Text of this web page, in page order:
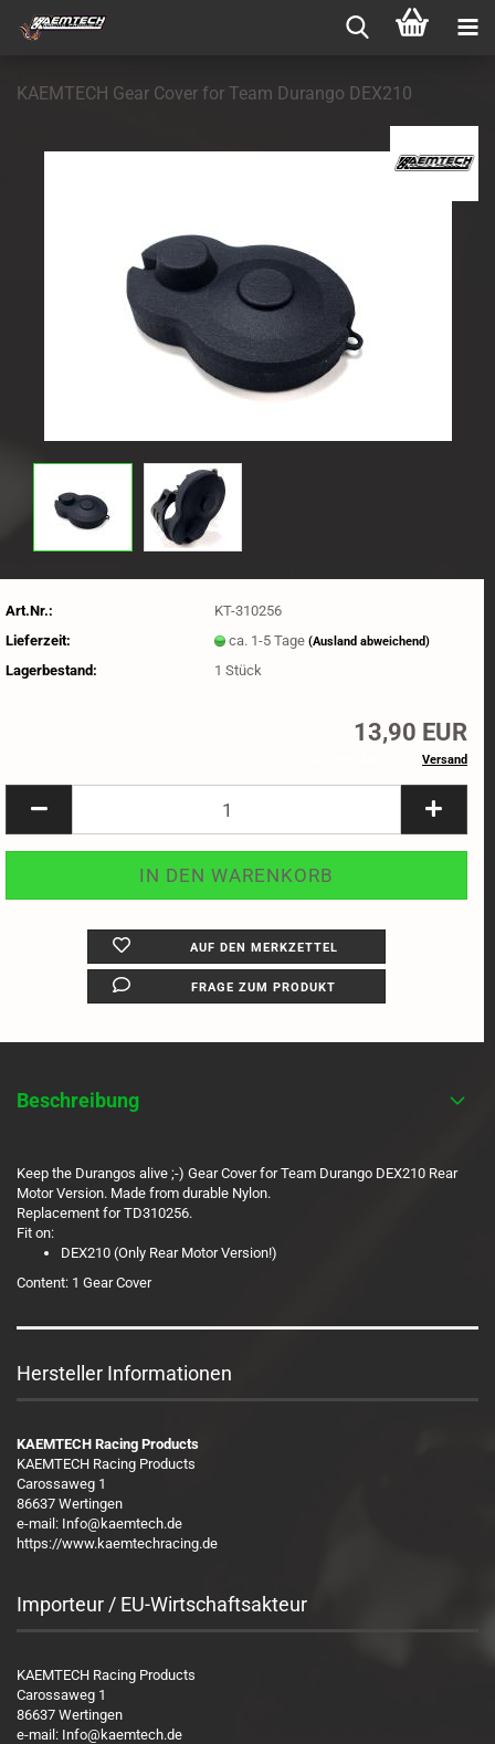
KAEMTECH Gear Cover for Team Durango DEX210
Art.Nr.:
KT-310256
Lieferzeit:
ca. 1-5 Tage(Ausland abweichend)
Lagerbestand: 1Stück
13,90 EUR
Versand
AUF DEN MERKZETTEL
FRAGE ZUM PRODUKT
Beschreibung
Keep the Durangos alive ;-) Gear Cover for Team Durango DEX210 Rear
Motor Version. Made from durable Nylon.
Replacement for TD310256.
Fit on:
DEX210 (Only Rear Motor Version!)
Content: 1 Gear Cover
Hersteller Informationen
KAEMTECH Racing Products
KAEMTECH Racing Products
Carossaweg 1
86637 Wertingen
e-mail: Info@kaemtech.de
https://www.kaemtechracing.de
Importeur / EU-Wirtschaftsakteur
KAEMTECH Racing Products
Carossaweg 1
86637 Wertingen
e-mail: Info@kaemtech.de